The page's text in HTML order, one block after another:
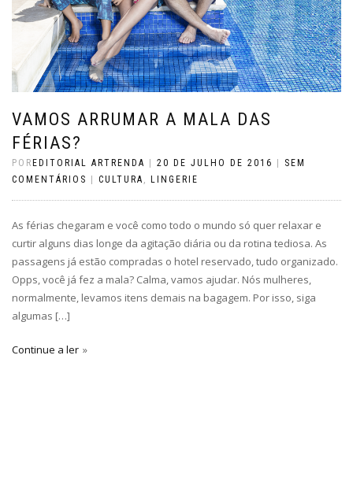
VAMOS ARRUMAR A MALA DAS
FÉRIAS?
POREDITORIAL ARTRENDA | 20 DE JULHO DE 2016 | SEM
COMENTÁRIOS | CULTURA LINGERIE
As férias chegaram e você como todo o mundo só quer relaxar e
curtir alguns dias longe da agitação diária ou da rotina tediosa. As
passagens já estão compradas o hotel reservado, tudo organizado.
Opps, você já fez a mala? Calma, vamos ajudar. Nós mulheres,
normalmente, levamos itens demais na bagagem. Por isso, siga
algumas […]
Continue a ler